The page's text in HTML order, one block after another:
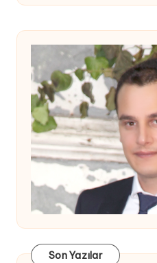
Son Yazılar